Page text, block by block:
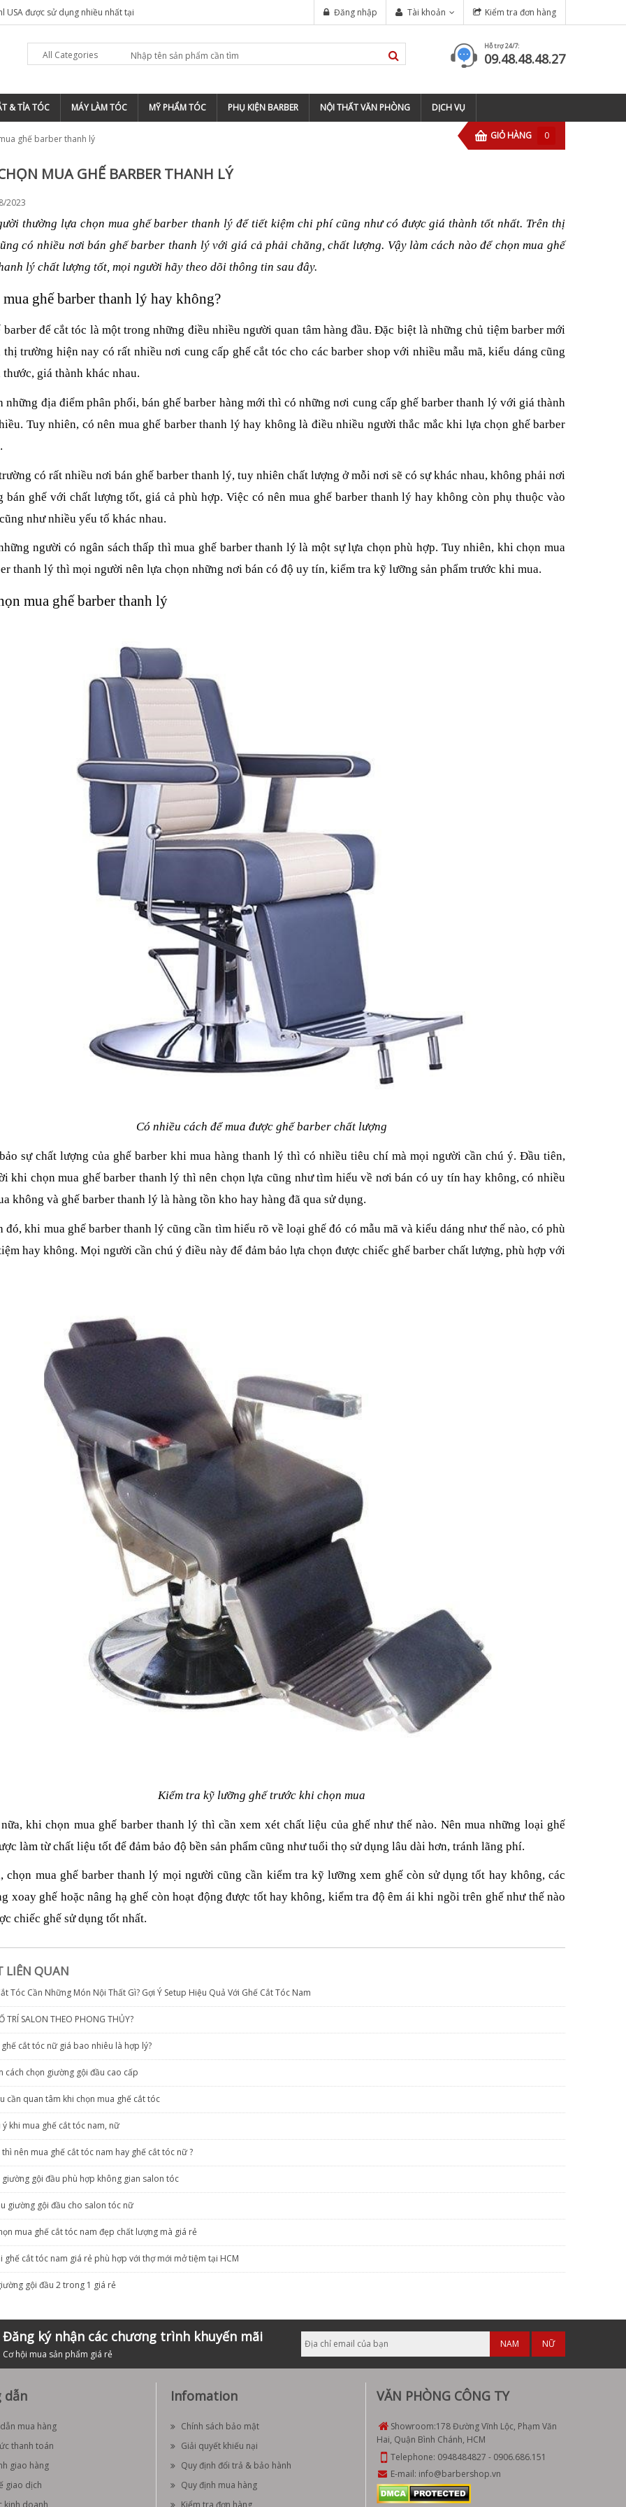
USA được sử dụng nhiều nhất tại Kiểm tra đơn hàng
Tài khoản
Đăng nhập
All Categories
Hỗ trợ 24/7:
09.48.48.48.27
& TỈA TÓC MÁY LÀM TÓC MỸ PHẨM TÓC PHỤ KIỆN BARBER NỘI THẤT VĂN PHÒNG DỊCH VỤ
GIỎ HÀNG 0
ghế barber thanh lý
Uốn Nóng Hồng
duỗi tóc cao cấp
YM-008
hấp dầu Koria
xoay Barber
DX-002
đơ wahl super
220v
Barber Magic Clip
800.000
Tông đơ tạo viền
Wahl Detailer 110v
1.750.000
Tông đơ chấn viền
1.850.000
Tông đơ viền không
2.650.000
Tông đơ wahl magic
clip 220v
1.950.000
60ml
59.000
Kéo tỉa tóc Barber
MUA GHẾ BARBER THANH LÝ
2023
thường lựa chọn mua ghế barber thanh lý để tiết kiệm chi phí cũng như có được giá thành tốt nhất. Trên thị
có nhiều nơi bán ghế barber thanh lý với giá cả phải chăng, chất lượng. Vậy làm cách nào để chọn mua ghế
lý chất lượng tốt, mọi người hãy theo dõi thông tin sau đây.
mua ghế barber thanh lý hay không?
barber để cắt tóc là một trong những điều nhiều người quan tâm hàng đầu. Đặc biệt là những chủ tiệm barber mới
thị trường hiện nay có rất nhiều nơi cung cấp ghế cắt tóc cho các barber shop với nhiều mẫu mã, kiểu dáng cũng
giá thành khác nhau.
những địa điểm phân phối, bán ghế barber hàng mới thì có những nơi cung cấp ghế barber thanh lý với giá thành
Tuy nhiên, có nên mua ghế barber thanh lý hay không là điều nhiều người thắc mắc khi lựa chọn ghế barber
có rất nhiều nơi bán ghế barber thanh lý, tuy nhiên chất lượng ở mỗi nơi sẽ có sự khác nhau, không phải nơi
bán ghế với chất lượng tốt, giá cả phù hợp. Việc có nên mua ghế barber thanh lý hay không còn phụ thuộc vào
như nhiều yếu tố khác nhau.
người có ngân sách thấp thì mua ghế barber thanh lý là một sự lựa chọn phù hợp. Tuy nhiên, khi chọn mua
thanh lý thì mọi người nên lựa chọn những nơi bán có độ uy tín, kiểm tra kỹ lưỡng sản phẩm trước khi mua.
mua ghế barber thanh lý
Có nhiều cách để mua được ghế barber chất lượng
sự chất lượng của ghế barber khi mua hàng thanh lý thì có nhiều tiêu chí mà mọi người cần chú ý. Đầu tiên,
khi chọn mua ghế barber thanh lý thì nên chọn lựa cũng như tìm hiểu về nơi bán có uy tín hay không, có nhiều
không và ghế barber thanh lý là hàng tồn kho hay hàng đã qua sử dụng.
đó, khi mua ghế barber thanh lý cũng cần tìm hiểu rõ về loại ghế đó có mẫu mã và kiểu dáng như thế nào, có phù
hay không. Mọi người cần chú ý điều này để đảm bảo lựa chọn được chiếc ghế barber chất lượng, phù hợp với
Kiểm tra kỹ lưỡng ghế trước khi chọn mua
khi chọn mua ghế barber thanh lý thì cần xem xét chất liệu của ghế như thế nào. Nên mua những loại ghế
làm từ chất liệu tốt để đảm bảo độ bền sản phẩm cũng như tuổi thọ sử dụng lâu dài hơn, tránh lãng phí.
chọn mua ghế barber thanh lý mọi người cũng cần kiểm tra kỹ lưỡng xem ghế còn sử dụng tốt hay không, các
xoay ghế hoặc nâng hạ ghế còn hoạt động được tốt hay không, kiểm tra độ êm ái khi ngồi trên ghế như thế nào
chiếc ghế sử dụng tốt nhất.
LIÊN QUAN
Tóc Cần Những Món Nội Thất Gì? Gợi Ý Setup Hiệu Quả Với Ghế Cắt Tóc Nam
TRÍ SALON THEO PHONG THỦY?
cắt tóc nữ giá bao nhiêu là hợp lý?
cách chọn giường gội đầu cao cấp
cần quan tâm khi chọn mua ghế cắt tóc
khi mua ghế cắt tóc nam, nữ
nên mua ghế cắt tóc nam hay ghế cắt tóc nữ ?
giường gội đầu phù hợp không gian salon tóc
giường gội đầu cho salon tóc nữ
mua ghế cắt tóc nam đẹp chất lượng mà giá rẻ
ghế cắt tóc nam giá rẻ phù hợp với thợ mới mở tiệm tại HCM
gội đầu 2 trong 1 giá rẻ
Đăng ký nhận các chương trình khuyến mãi
Cơ hội mua sản phẩm giá rẻ
NAM NỮ
dẫn
mua hàng
thanh toán
giao hàng
giao dịch
kinh doanh
Infomation
Chính sách bảo mật
Giải quyết khiếu nại
Quy định đổi trả & bảo hành
Quy định mua hàng
Kiểm tra đơn hàng
VĂN PHÒNG CÔNG TY
Showroom:178 Đường Vĩnh Lộc, Phạm Văn
Hai, Quận Bình Chánh, HCM
Telephone: 0948484827 - 0906.686.151
E-mail: info@barbershop.vn